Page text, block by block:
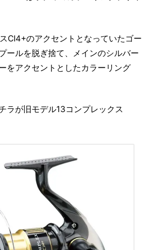
CI4+のアクセントとなっていたゴー
ールを脱ぎ捨て、メインのシルバー
をアクセントとしたカラーリング
ラが旧モデル13コンプレックス